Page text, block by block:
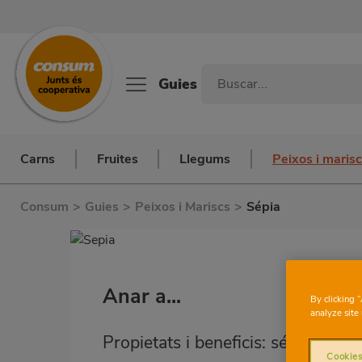
Guies
Carns Fruites Llegums Peixos i
Consum > Guies > Peixos i Mariscs > Sépia
Anar a...
Propietats i beneficis: sépia
By clicking
analyze site